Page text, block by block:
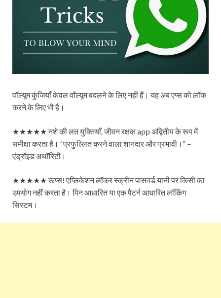
वॉल्यूम कुंजियाँ केवल वॉल्यूम बदलने के लिए नहीं हैं। यह अब एप्स को लॉक
करने के लिए भी है।
★★★★★ नशे की लत युक्तियाँ, जीवन रक्षक app अद्वितीय के रूप में
समीक्षा करता है। “प्रफुल्लित करने वाला शानदार और प्रभावी।” –
एंड्रॉइड अथॉरिटी।
★★★★★ ऊप्स! एप्लिकेशन लॉकर स्क्रीन पासवर्ड यानी पर किसी का
उपयोग नहीं करता है। पिन आधारित या एक पैटर्न आधारित लॉकिंग
सिस्टम।